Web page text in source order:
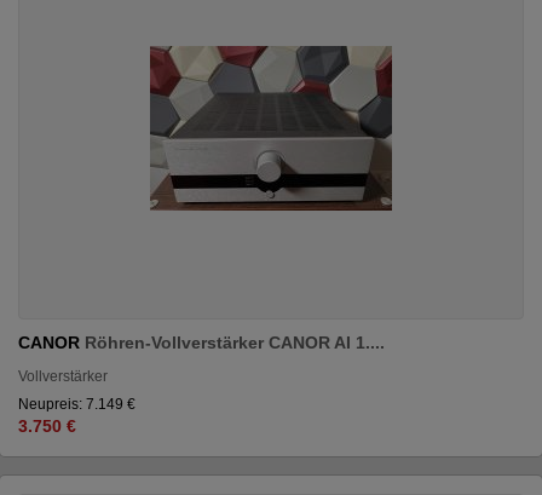
CANOR Röhren-Vollverstärker CANOR AI 1....
Vollverstärker
Neupreis: 7.149 €
3.750 €